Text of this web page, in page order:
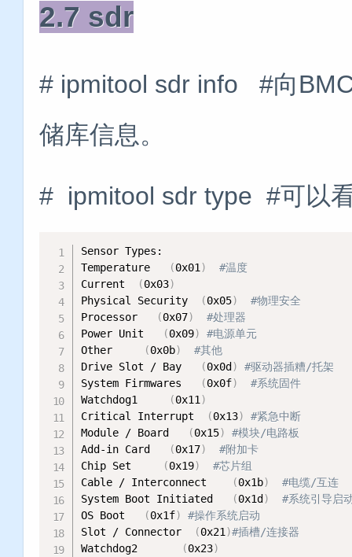
2.7 sdr
# ipmitool sdr info #向
储库信息。
# ipmitool sdr type #可以
Sensor Types:
Temperature
(0x01 )
#温度
Current
(0x03)
Physical Security
(0x05)
#物理安全
Processor
(0x07)
#处理器
Power Unit
(0x09)
#电源单元
Other
(0x0b)
#其他
Drive Slot / Bay
(0x0d )
#驱动器插糟/托架
System Firmwares
(0x0f)
#系统固件
Watchdog1
(0x11 )
Critical Interrupt
(0x13)
#紧急中断
Module / Board
(0x15)
#模块/电路板
Add-in Card
(0x17)
#附加卡
Chip Set
(0x19)
#芯片组
Cable / Interconnect
(0x1b)
#电缆/互连
System Boot Initiated
(0x1d )
#系统引导启
OS Boot
(0x1f)
#操作系统启动
Slot / Connector
(0x21 )#插槽/连接器
Watchdog2
(0x23)